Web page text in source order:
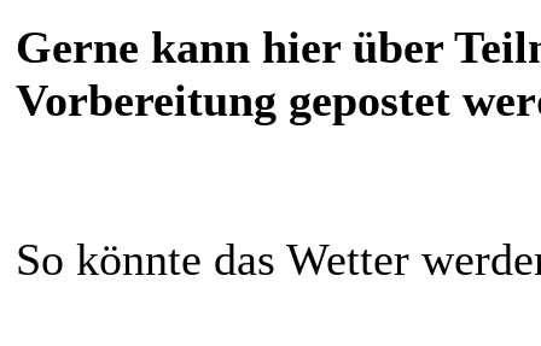
Gerne kann hier über
Vorbereitung gepostet
So könnte das Wetter